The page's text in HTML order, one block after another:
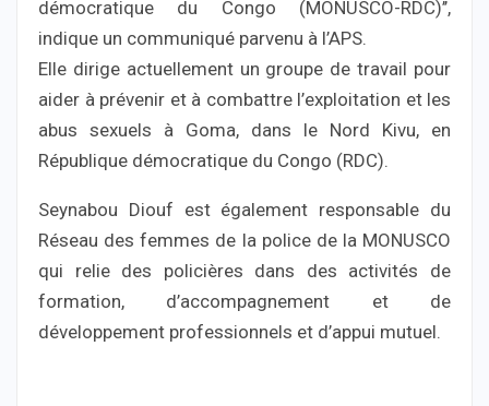
démocratique du Congo (MONUSCO-RDC)’’,
indique un communiqué parvenu à l’APS.
Elle dirige actuellement un groupe de travail pour
aider à prévenir et à combattre l’exploitation et les
abus sexuels à Goma, dans le Nord Kivu, en
République démocratique du Congo (RDC).
Seynabou Diouf est également responsable du
Réseau des femmes de la police de la MONUSCO
qui relie des policières dans des activités de
formation, d’accompagnement et de
développement professionnels et d’appui mutuel.